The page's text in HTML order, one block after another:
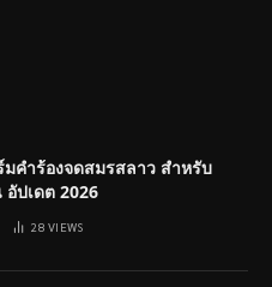
คำร้องจดสมรสลาว สำหรับ
ปเดต 2026
28VIEWS